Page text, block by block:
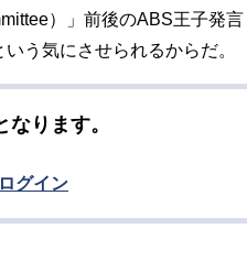
）」前後のABS王子発言
う気にさせられるからだ。
ります。
グイン